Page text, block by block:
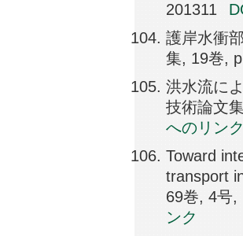
201311
護岸水衝
集, 19巻,
洪水流に
技術論文
へのリン
Toward
transport
69巻, 4号,
ンク